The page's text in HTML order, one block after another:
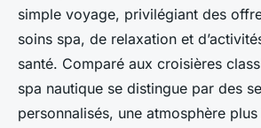
simple voyage, privilégiant des
soins spa, de relaxation et
santé. Comparé aux croisières
spa nautique se distingue par des
personnalisés, une atmosphère